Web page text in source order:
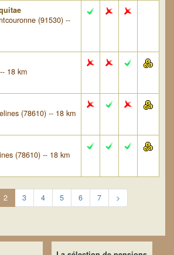
(91530) --
18 km
(78610) -- 18 km
(78610) -- 18 km
2 3 4 5 6 7 >